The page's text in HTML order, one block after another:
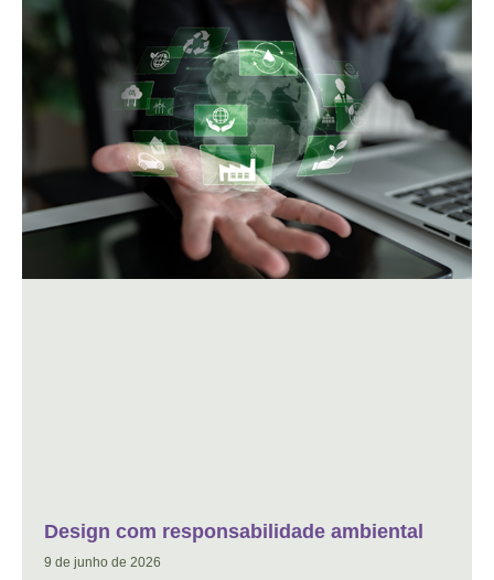
Design com responsabilidade ambiental
9 de junho de 2026